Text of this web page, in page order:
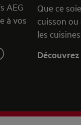
AEG
à vos
Que ce
cuisson
les